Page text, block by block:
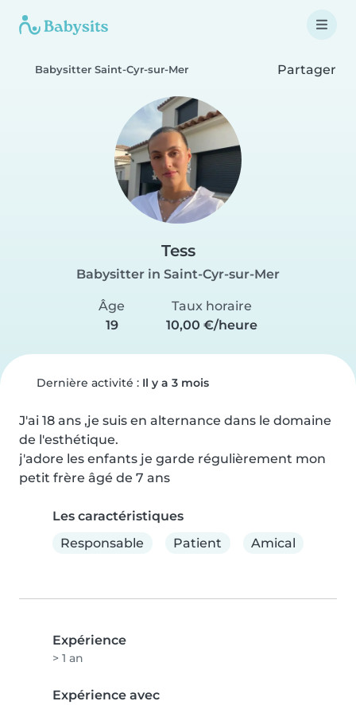
Babysitter Saint-Cyr-sur-Mer Partager
Tess
Babysitter in Saint-Cyr-sur-Mer
Âge
19
Taux horaire
10,00 €/heure
Dernière activité : Il y a 3 mois
J'ai 18 ans ,je suis en alternance dans le domaine
de l'esthétique.
j'adore les enfants je garde régulièrement mon
petit frère âgé de 7 ans
Les caractéristiques
Responsable
Patient Amical
Expérience
> 1 an
Expérience avec